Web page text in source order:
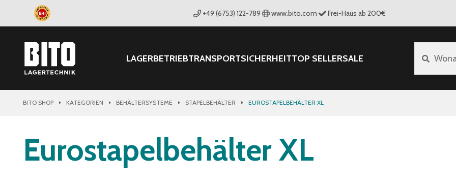
+49 (6753) 122-789 www.bito.com Frei-Haus ab 200€
LAGERBETRIEBTRANSPORTSICHERHEITTOP SELLERSALE
BITO SHOP KATEGORIEN BEHÄLTERSYSTEME STAPELBEHÄLTER EUROSTAPELBEHÄLTER XL
Eurostapelbehälter XL